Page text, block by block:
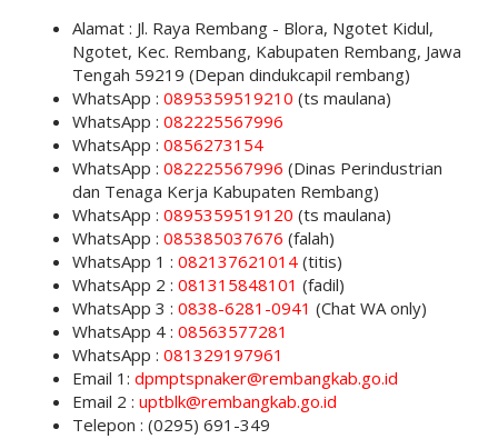
Alamat : Jl. Raya Rembang - Blora, Ngotet Kidul,
Ngotet, Kec. Rembang, Kabupaten Rembang, Jawa
Tengah 59219 (Depan dindukcapil rembang)
WhatsApp : 0895359519210 (ts maulana)
WhatsApp : 082225567996
WhatsApp : 0856273154
WhatsApp : 082225567996 (Dinas Perindustrian
dan Tenaga Kerja Kabupaten Rembang)
WhatsApp : 0895359519120 (ts maulana)
WhatsApp : 085385037676 (falah)
WhatsApp 1 : 082137621014(titis)
WhatsApp 2 : 081315848101 (fadil)
WhatsApp 3 : 0838-6281-0941 (Chat WA only)
WhatsApp 4 : 08563577281
WhatsApp : 081329197961
Email 1: dpmptspnaker@rembangkab.go.id
Email 2 : uptblk@rembangkab.go.id
Telepon : (0295) 691-349